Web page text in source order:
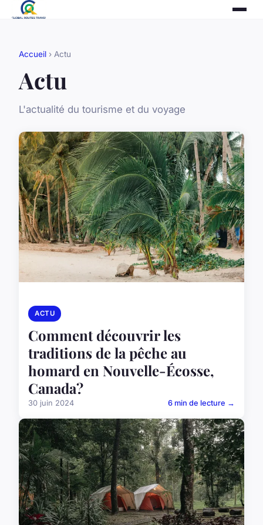
Accueil › Actu
Actu
L'actualité du tourisme et du voyage
ACTU
Comment découvrir les
traditions de la pêche au
homard en Nouvelle-Écosse,
Canada?
30 juin 2024 6 min de lecture →